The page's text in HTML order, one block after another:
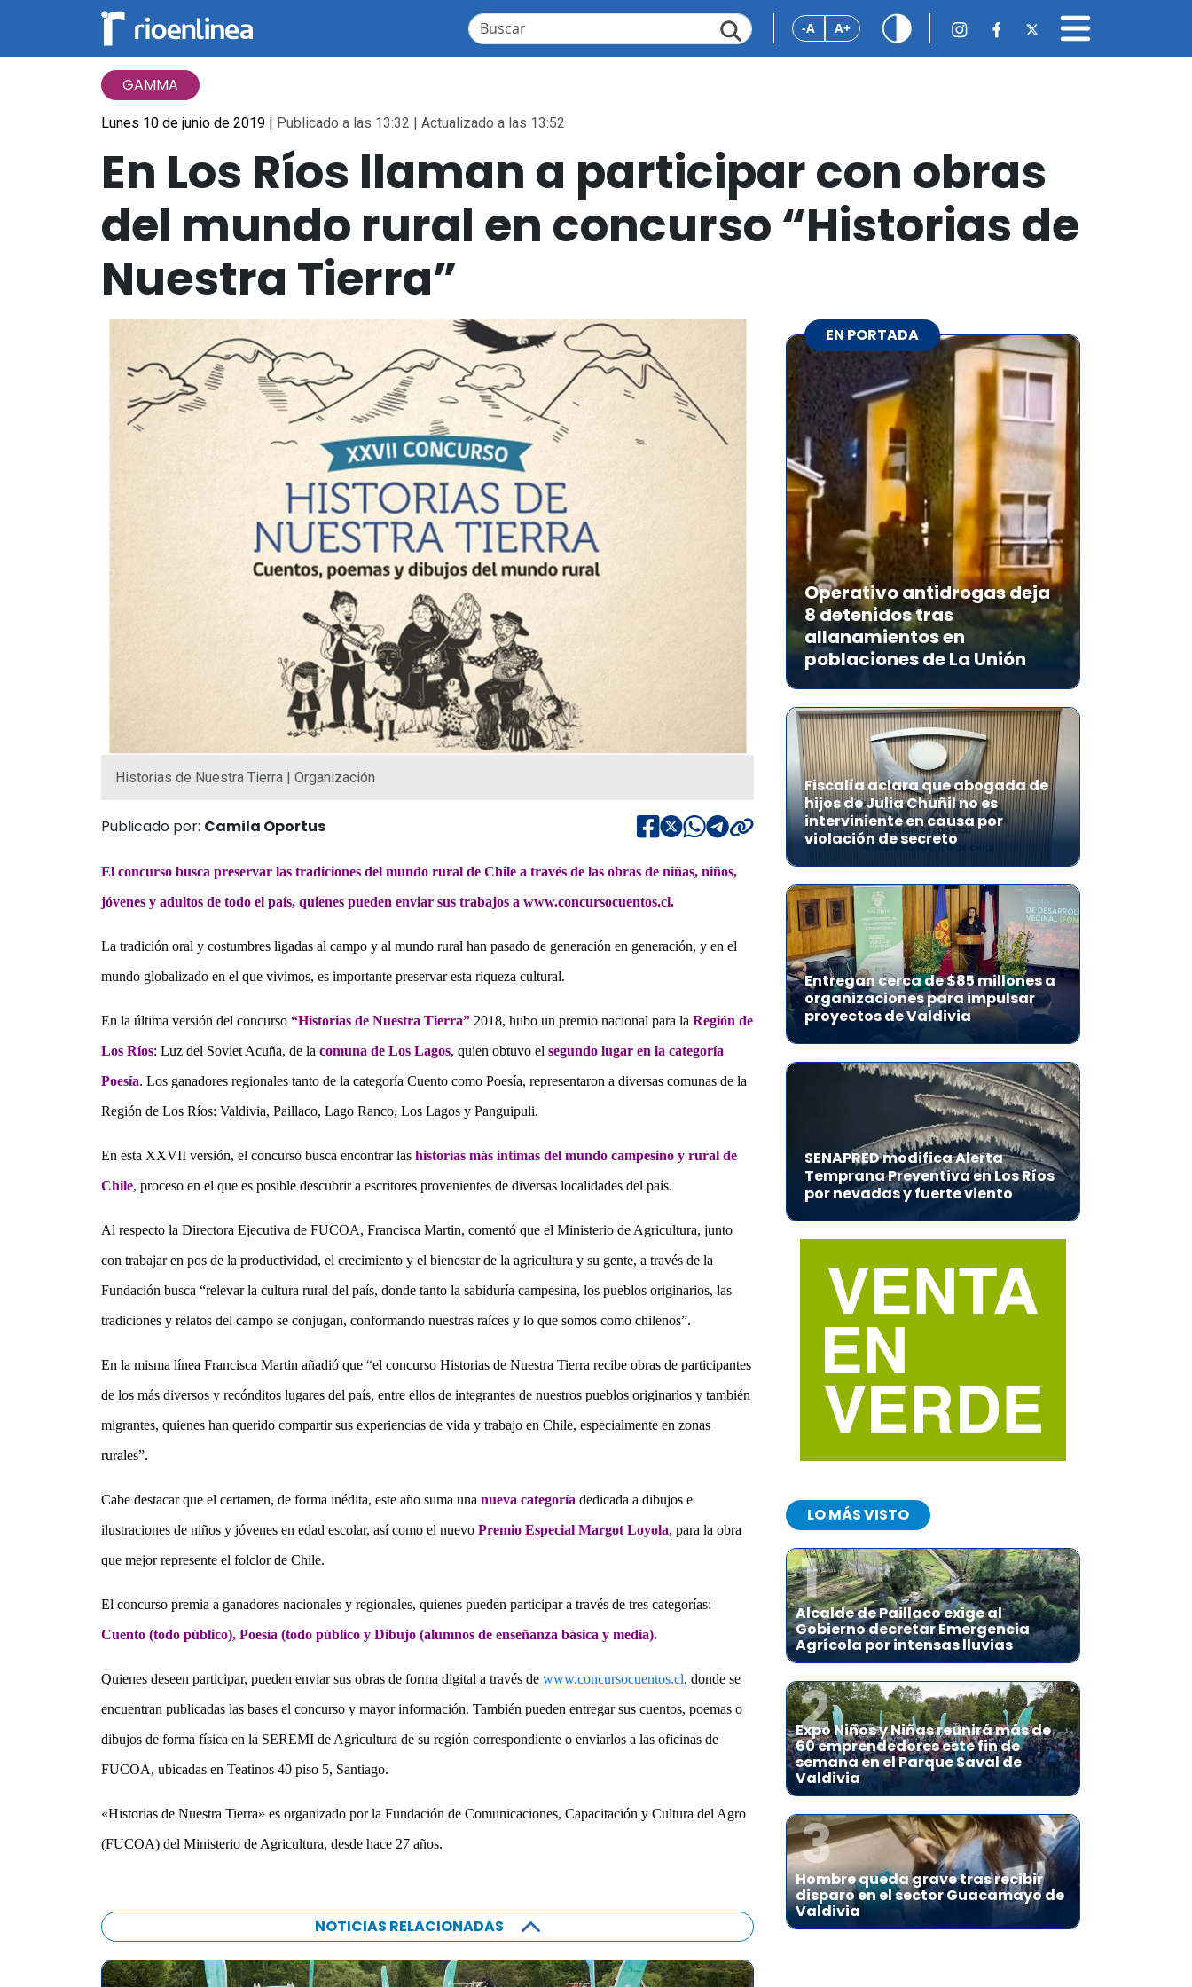
-A A+
GAMMA
Lunes 10 de junio de 2019 | Publicado a las 13:32 | Actualizado a las 13:52
En Los Ríos llaman a participar con obras
del mundo rural en concurso “Historias de
Nuestra Tierra”
Historias de Nuestra Tierra | Organización
Publicado por: Camila Oportus
El concurso busca preservar las tradiciones del mundo rural de Chile a través de las obras de niñas, niños,
jóvenes y adultos de todo el país, quienes pueden enviar sus trabajos a www.concursocuentos.cl.
La tradición oral y costumbres ligadas al campo y al mundo rural han pasado de generación en generación, y en el
mundo globalizado en el que vivimos, es importante preservar esta riqueza cultural.
En la última versión del concurso “Historias de Nuestra Tierra” 2018, hubo un premio nacional para la Región de
Los Ríos: Luz del Soviet Acuña, de la comuna de Los Lagos, quien obtuvo el segundo lugar en la categoría
Poesía. Los ganadores regionales tanto de la categoría Cuento como Poesía, representaron a diversas comunas de la
Región de Los Ríos: Valdivia, Paillaco, Lago Ranco, Los Lagos y Panguipuli.
En esta XXVII versión, el concurso busca encontrar las historias más intimas del mundo campesino y rural de
Chile, proceso en el que es posible descubrir a escritores provenientes de diversas localidades del país.
Al respecto la Directora Ejecutiva de FUCOA, Francisca Martin, comentó que el Ministerio de Agricultura, junto
con trabajar en pos de la productividad, el crecimiento y el bienestar de la agricultura y su gente, a través de la
Fundación busca “relevar la cultura rural del país, donde tanto la sabiduría campesina, los pueblos originarios, las
tradiciones y relatos del campo se conjugan, conformando nuestras raíces y lo que somos como chilenos”.
En la misma línea Francisca Martin añadió que “el concurso Historias de Nuestra Tierra recibe obras de participantes
de los más diversos y recónditos lugares del país, entre ellos de integrantes de nuestros pueblos originarios y también
migrantes, quienes han querido compartir sus experiencias de vida y trabajo en Chile, especialmente en zonas
rurales”.
Cabe destacar que el certamen, de forma inédita, este año suma una nueva categoría dedicada a dibujos e
ilustraciones de niños y jóvenes en edad escolar, así como el nuevo Premio Especial Margot Loyola, para la obra
que mejor represente el folclor de Chile.
El concurso premia a ganadores nacionales y regionales, quienes pueden participar a través de tres categorías:
Cuento (todo público), Poesía (todo público y Dibujo (alumnos de enseñanza básica y media).
Quienes deseen participar, pueden enviar sus obras de forma digital a través de www.concursocuentos.cl, donde se
encuentran publicadas las bases el concurso y mayor información. También pueden entregar sus cuentos, poemas o
dibujos de forma física en la SEREMI de Agricultura de su región correspondiente o enviarlos a las oficinas de
FUCOA, ubicadas en Teatinos 40 piso 5, Santiago.
«Historias de Nuestra Tierra» es organizado por la Fundación de Comunicaciones, Capacitación y Cultura del Agro
(FUCOA) del Ministerio de Agricultura, desde hace 27 años.
NOTICIAS RELACIONADAS
EN PORTADA
Operativo antidrogas deja
8 detenidos tras
allanamientos en
poblaciones de La Unión
Fiscalía aclara que abogada de
hijos de Julia Chuñil no es
interviniente en causa por
violación de secreto
Entregan cerca de $85 millones a
organizaciones para impulsar
proyectos de Valdivia
SENAPRED modifica Alerta
Temprana Preventiva en Los Ríos
por nevadas y fuerte viento
LO MÁS VISTO
1
Alcalde de Paillaco exige al
Gobierno decretar Emergencia
Agrícola por intensas lluvias
2
Expo Niños y Niñas reunirá más de
60 emprendedores este fin de
semana en el Parque Saval de
Valdivia
3
Hombre queda grave tras recibir
disparo en el sector Guacamayo de
Valdivia